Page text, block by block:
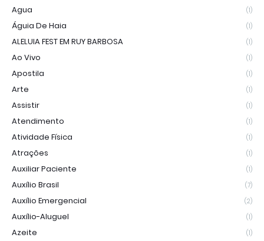
Agua (1)
Águia De Haia (1)
ALELUIA FEST EM RUY BARBOSA (1)
Ao Vivo (1)
Apostila (1)
Arte (1)
Assistir (1)
Atendimento (1)
Atividade Física (1)
Atrações (1)
Auxiliar Paciente (1)
Auxílio Brasil (7)
Auxílio Emergencial (2)
Auxílio-Aluguel (1)
Azeite (1)